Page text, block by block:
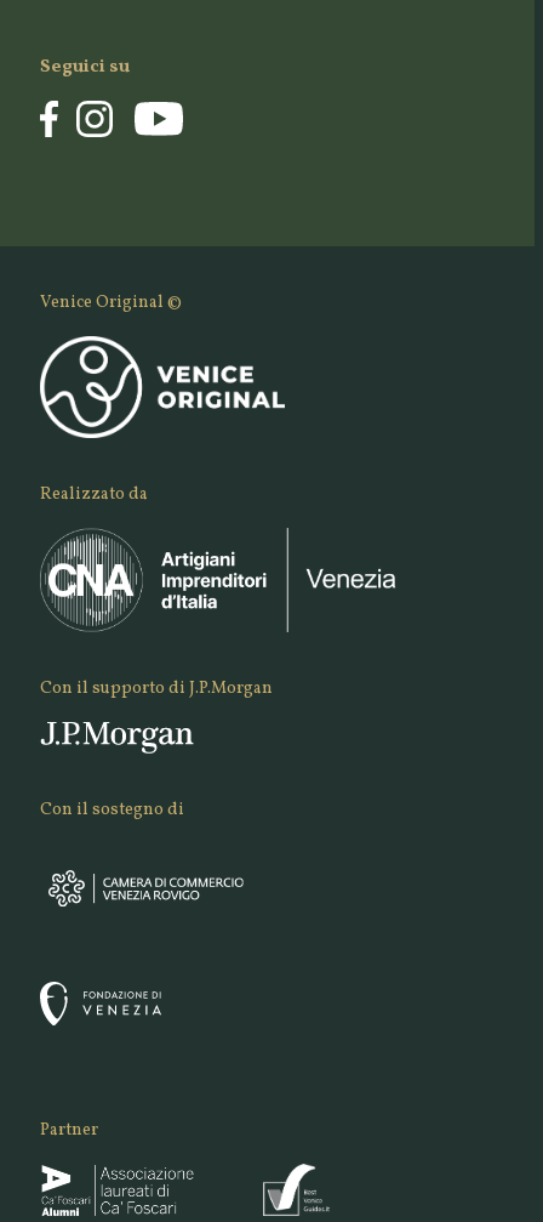
Seguici su
Venice Original ©
Realizzato da
Con il supporto di J.P.Morgan
Con il sostegno di
Partner